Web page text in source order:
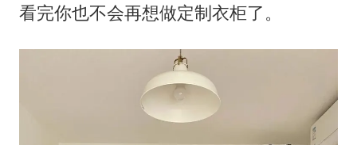
看完你也不会再想做定制衣柜了。